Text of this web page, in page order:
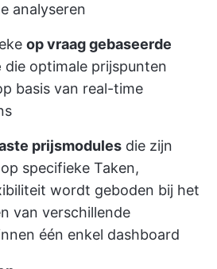
analyseren
op vraag gebaseerde
die optimale prijspunten
basis van real-time
prijsmodules die zijn
specifieke Taken,
wordt geboden bij het
van verschillende
één enkel dashboard